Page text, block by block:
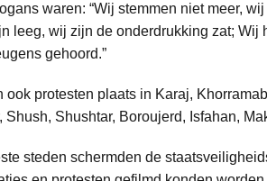
waren: “Wij stemmen niet meer,
leeg, wij zijn de onderdrukking zat;
gehoord.”
ook protesten plaats in Karaj,
Shush, Shushtar, Boroujerd, Isfahan,
steden schermden de